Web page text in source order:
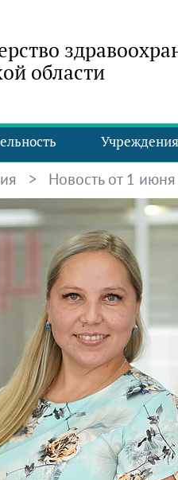
области
Учреждения
> Новость от 1 июня